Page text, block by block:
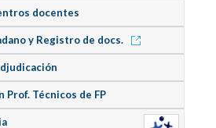
docentes
y Registro de docs.
Prof. Técnicos de FP